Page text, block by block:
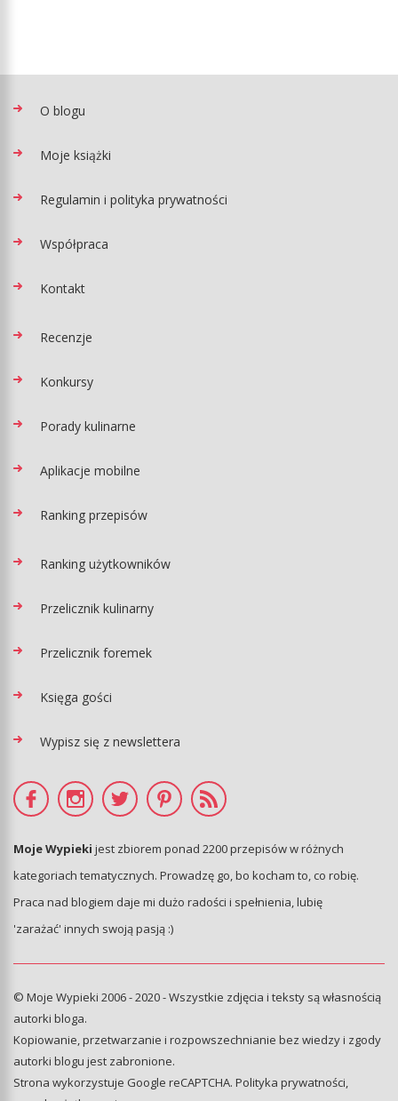
O blogu
Moje książki
Regulamin i polityka prywatności
Współpraca
Kontakt
Recenzje
Konkursy
Porady kulinarne
Aplikacje mobilne
Ranking przepisów
Ranking użytkowników
Przelicznik kulinarny
Przelicznik foremek
Księga gości
Wypisz się z newslettera
Moje Wypieki jest zbiorem ponad 2200 przepisów w różnych
kategoriach tematycznych. Prowadzę go, bo kocham to, co robię.
Praca nad blogiem daje mi dużo radości i spełnienia, lubię
'zarażać' innych swoją pasją :)
© Moje Wypieki 2006 - 2020 - Wszystkie zdjęcia i teksty są własnością
autorki bloga.
Kopiowanie, przetwarzanie i rozpowszechnianie bez wiedzy i zgody
autorki blogu jest zabronione.
Strona wykorzystuje Google reCAPTCHA. Polityka prywatności,